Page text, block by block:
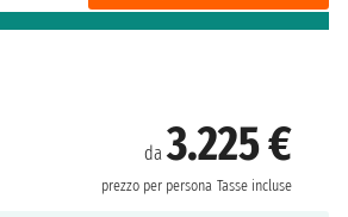
da3.225 €
prezzo per persona Tasse incluse